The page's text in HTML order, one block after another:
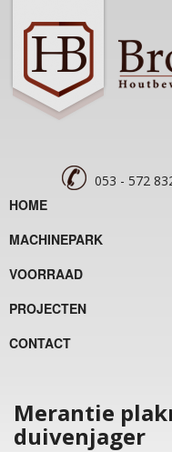
053 - 572
HOME
MACHINEPARK
VOORRAAD
PROJECTEN
CONTACT
Merantie
duivenjager